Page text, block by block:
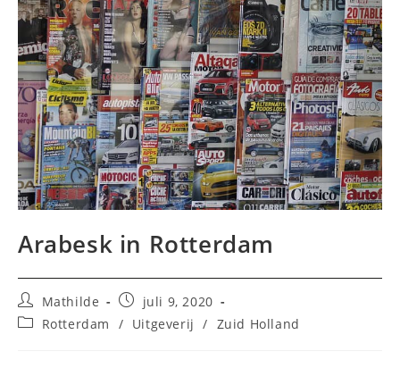
Arabesk in Rotterdam
Bericht
auteur:
Mathilde
Bericht
gepubliceerd
op:
juli 9, 2020
Berichtcategorie:
Rotterdam / Uitgeverij / Zuid Holland